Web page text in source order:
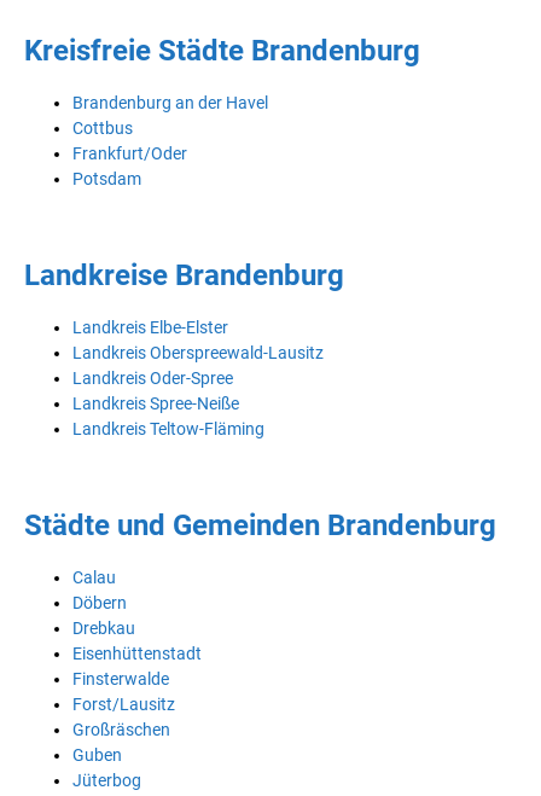
Kreisfreie Städte Brandenburg
Brandenburg an der Havel
Cottbus
Frankfurt/Oder
Potsdam
Landkreise Brandenburg
Landkreis Elbe-Elster
Landkreis Oberspreewald-Lausitz
Landkreis Oder-Spree
Landkreis Spree-Neiße
Landkreis Teltow-Fläming
Städte und Gemeinden Brandenburg
Calau
Döbern
Drebkau
Eisenhüttenstadt
Finsterwalde
Forst/Lausitz
Großräschen
Guben
Jüterbog